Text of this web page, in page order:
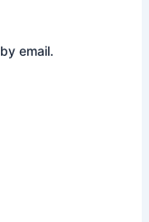
email.